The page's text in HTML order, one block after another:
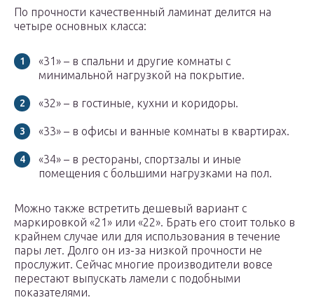
По прочности качественный ламинат делится на
четыре основных класса:
«31» – в спальни и другие комнаты с
минимальной нагрузкой на покрытие.
«32» – в гостиные, кухни и коридоры.
«33» – в офисы и ванные комнаты в квартирах.
«34» – в рестораны, спортзалы и иные
помещения с большими нагрузками на пол.
Можно также встретить дешевый вариант с
маркировкой «21» или «22». Брать его стоит только в
крайнем случае или для использования в течение
пары лет. Долго он из-за низкой прочности не
прослужит. Сейчас многие производители вовсе
перестают выпускать ламели с подобными
показателями.